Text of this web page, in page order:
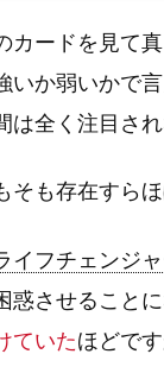
ードを見て
いか弱いかで
は全く注目さ
そも存在すら
イフチェンジ
惑させること
ていたほどで